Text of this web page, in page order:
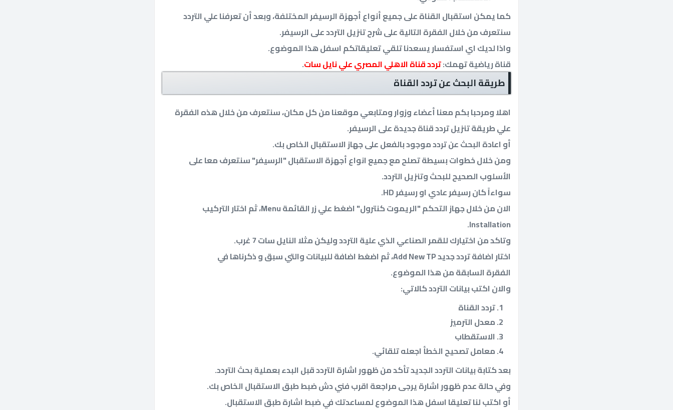
كما يمكن استقبال القناة على جميع أنواع أجهزة الرسيفر المختلفة، وبعد أن تعرفنا علي التردد
سنتعرف من خلال الفقرة التالية على شرح تنزيل التردد على الرسيفر.
واذا لديك اي استفسار يسعدنا تلقي تعليقاتكم اسفل هذا الموضوع.
قناة رياضية تهمك:تردد قناة الاهلي المصري علي نايل سات.
طريقة البحث عن تردد القناة
اهلا ومرحبا بكم معنا أعضاء وزوار ومتابعي موقعنا من كل مكان، سنتعرف من خلال هذه الفقرة
علي طريقة تنزيل تردد قناة جديدة على الرسيفر.
أو اعادة البحث عن تردد موجود بالفعل على جهاز الاستقبال الخاص بك.
ومن خلال خطوات بسيطة تصلح مع جميع انواع أجهزة الاستقبال "الرسيفر" سنتعرف معا على
الأسلوب الصحيح للبحث وتنزيل التردد.
سواءاً كان رسيفر عادي او رسيفر HD.
الان من خلال جهاز التحكم "الريموت كنترول" اضغط علي زر القائمة Menu، ثم اختار التركيب
Installation.
وتاكد من اختيارك للقمر الصناعي الذي علية التردد وليكن مثلا النايل سات 7 غرب.
اختار اضافة تردد جديد Add New TP، ثم اضغط اضافة للبيانات والتي سبق و ذكرناها في
الفقرة السابقة من هذا الموضوع.
والان اكتب بيانات التردد كالاتي:
تردد القناة
معدل الترميز
الاستقطاب
معامل تصحيح الخطأ اجعله تلقائي.
بعد كتابة بيانات التردد الجديد تأكد من ظهور اشارة التردد قبل البدء بعملية بحث التردد.
وفي حالة عدم ظهور اشارة يرجى مراجعة اقرب فني دش ضبط طبق الاستقبال الخاص بك.
أو اكتب لنا تعليقا اسفل هذا الموضوع لمساعدتك في ضبط اشارة طبق الاستقبال.